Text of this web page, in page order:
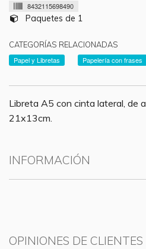
8432115698490
Paquetes de 1
CATEGORÍAS RELACIONADAS
Papel y Libretas
Papelería con frases
Libreta A5 con cinta lateral, de
21x13cm.
INFORMACIÓN
OPINIONES DE CLIENTES